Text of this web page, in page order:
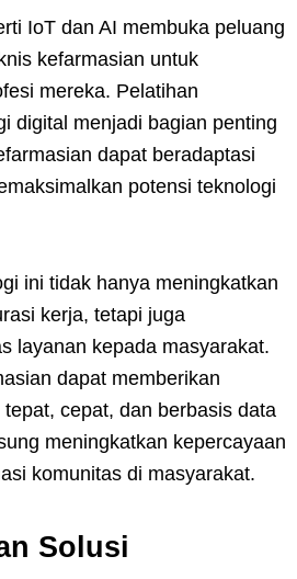
IoT dan AI membuka peluang
kefarmasian untuk
mereka. Pelatihan
digital menjadi bagian penting
dapat beradaptasi
potensi teknologi
ini tidak hanya meningkatkan
kerja, tetapi juga
layanan kepada masyarakat.
dapat memberikan
cepat, dan berbasis data
meningkatkan kepercayaan
komunitas di masyarakat.
Solusi